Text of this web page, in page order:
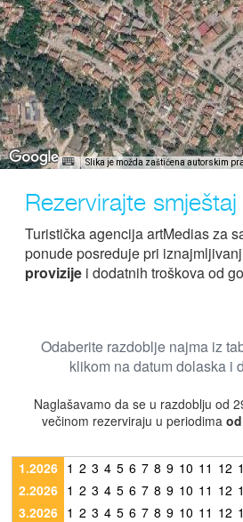
Slika je možda zaštićena autorskim
Rezervirajte
Turistička agencija artMedias za
ponude posreduje pri
provizije i dodatnih troškova od
Odaberite razdoblje najma iz
klikom na datum dolaska i
Naglašavamo da se u razdoblju od
večinom rezerviraju u periodima
1.2026 1 2 3 4 5 6 7 8 9 10 11 12
2.2026 1 2 3 4 5 6 7 8 9 10 11 12
3.2026 1 2 3 4 5 6 7 8 9 10 11 12